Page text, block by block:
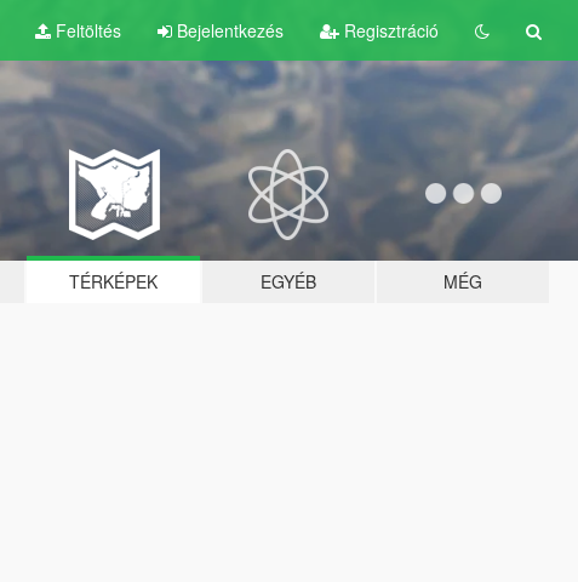
Feltöltés Bejelentkezés Regisztráció
TÉRKÉPEK EGYÉB MÉG